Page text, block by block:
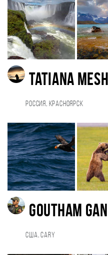
Tatiana
Россия, Красноярск
Goutham
США, Cary